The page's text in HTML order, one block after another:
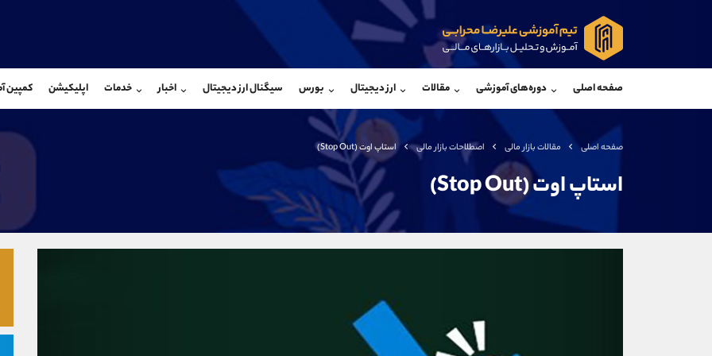
صفحه اصلی دوره‌های آموزشی مقالات ارز دیجیتال بورس سیگنال ارز دیجیتال اخبار خدمات اپلیکیشن کمپین
صفحه اصلی مقالات بازار مالی اصطلاحات بازار مالی استاپ اوت (Stop Out)
استاپ اوت (Stop Out)
تلگرام @Armteam_admin_por
واتساپ
@Armteam_admin_104
داخلی
(دفتر فروش)
تلفن
تلفن